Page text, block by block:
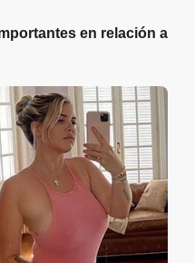
en relación a